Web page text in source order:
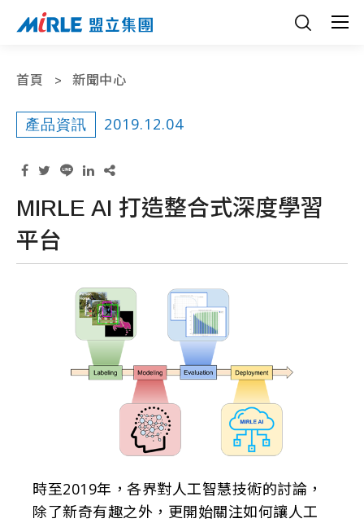
首頁 新聞中心
產品資訊 2019.12.04
MIRLE AI 打造整合式深度學習
平台
時至2019年，各界對人工智慧技術的討論，
除了新奇有趣之外，更開始關注如何讓人工